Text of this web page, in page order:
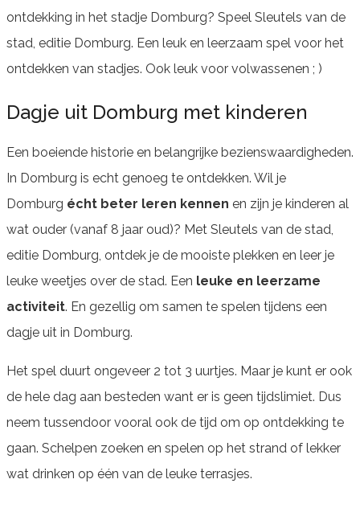
ontdekking in het stadje Domburg? Speel Sleutels van de
stad, editie Domburg. Een leuk en leerzaam spel voor het
ontdekken van stadjes. Ook leuk voor volwassenen ; )
Dagje uit Domburg met kinderen
Een boeiende historie en belangrijke bezienswaardigheden.
In Domburg is echt genoeg te ontdekken. Wil je
Domburg écht beter leren kennen en zijn je kinderen al
wat ouder (vanaf 8 jaar oud)? Met Sleutels van de stad,
editie Domburg, ontdek je de mooiste plekken en leer je
leuke weetjes over de stad. Een leuke en leerzame
activiteit. En gezellig om samen te spelen tijdens een
dagje uit in Domburg.
Het spel duurt ongeveer 2 tot 3 uurtjes. Maar je kunt er ook
de hele dag aan besteden want er is geen tijdslimiet. Dus
neem tussendoor vooral ook de tijd om op ontdekking te
gaan. Schelpen zoeken en spelen op het strand of lekker
wat drinken op één van de leuke terrasjes.